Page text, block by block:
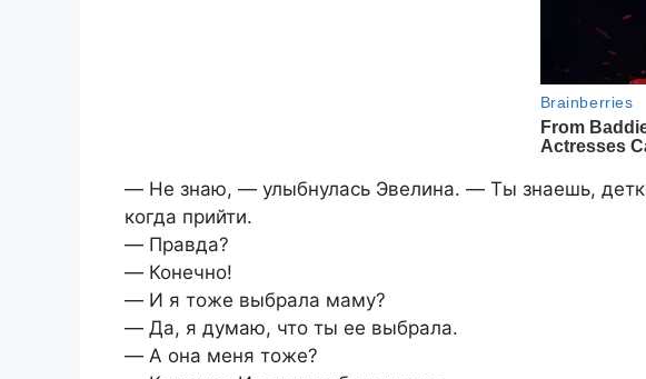
― Не знаю, ― улыбнулась Эвелина. ― Ты знаешь,
когда прийти.
― Правда?
― Конечно!
― И я тоже выбрала маму?
― Да, я думаю, что ты ее выбрала.
― А она меня тоже?